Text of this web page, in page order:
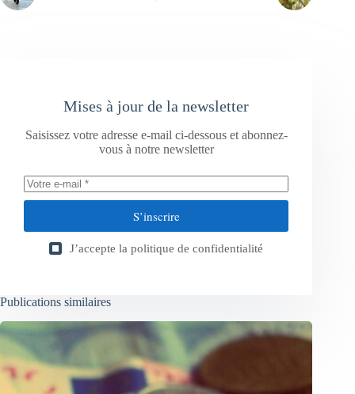
Mises à jour de la newsletter
Saisissez votre adresse e-mail ci-dessous et abonnez-
vous à notre newsletter
S’inscrire
J’accepte la politique de confidentialité
Publications similaires